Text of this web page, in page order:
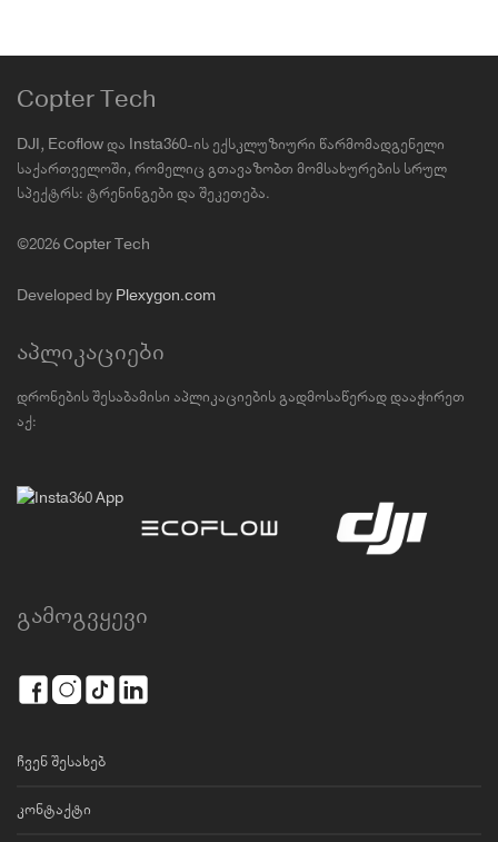
Copter Tech
DJI, Ecoflow და Insta360-ის ექსკლუზიური წარმომადგენელი
საქართველოში, რომელიც გთავაზობთ მომსახურების სრულ
სპექტრს: ტრენინგები და შეკეთება.
©2026 Copter Tech
Developed by Plexygon.com
აპლიკაციები
დრონების შესაბამისი აპლიკაციების გადმოსაწერად დააჭირეთ
აქ:
გამოგვყევი
ჩვენ შესახებ
კონტაქტი